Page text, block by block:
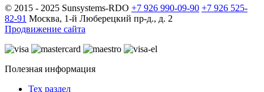
© 2015 - 2025 Sunsystems-RDO +7 926 990-09-90 +7 926 525-
82-91 Москва, 1-й Люберецкий пр-д., д. 2
Продвижение сайта
Полезная информация
Тех раздел